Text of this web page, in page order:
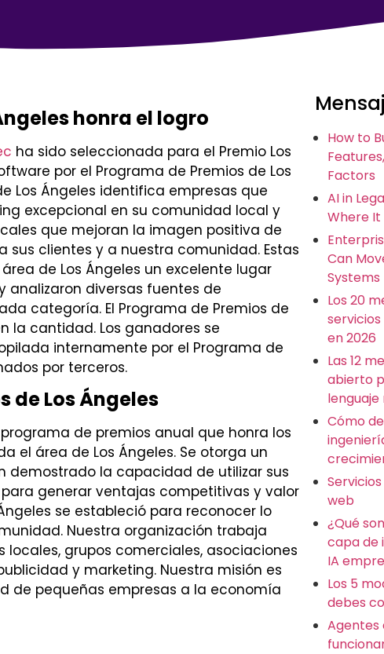
honra el logro
ha sido seleccionada para el Premio Los
por el Programa de Premios de Los
Los Ángeles identifica empresas que
excepcional en su comunidad local y
que mejoran la imagen positiva de
sus clientes y a nuestra comunidad. Estas
de Los Ángeles un excelente lugar
analizaron diversas fuentes de
categoría. El Programa de Premios de
la cantidad. Los ganadores se
internamente por el Programa de
por terceros.
de Los Ángeles
de premios anual que honra los
el área de Los Ángeles. Se otorga un
demostrado la capacidad de utilizar sus
generar ventajas competitivas y valor
se estableció para reconocer lo
Nuestra organización trabaja
grupos comerciales, asociaciones
y marketing. Nuestra misión es
de pequeñas empresas a la economía
How to
Factors
AI in
Where It
Can
Systems
Los 20
servicios
en 2026
Las 12
abierto
Cómo
web
¿Qué
capa de
IA
Los 5
debes
Agentes